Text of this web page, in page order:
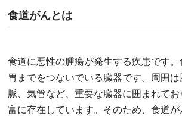
食道がんとは
食道に悪性の腫瘍が発生する疾患です
胃までをつないでいる臓器です。周囲
脈、気管など、重要な臓器に囲まれて
富に存在しています。そのため、食道